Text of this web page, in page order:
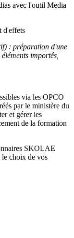
avec l'outil Media
d'effets
: préparation d'une
importés,
via les OPCO
par le ministère du
et gérer les
de la formation
SKOLAE
le choix de vos